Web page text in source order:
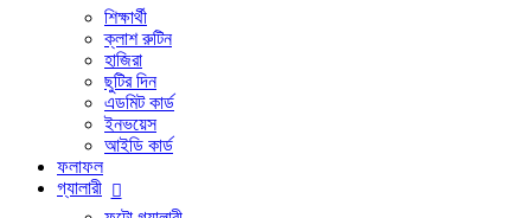
শিক্ষার্থী
ক্লাশ রুটিন
হাজিরা
ছুটির দিন
এডমিট কার্ড
ইনভয়েস
আইডি কার্ড
ফলাফল
গ্যালারী